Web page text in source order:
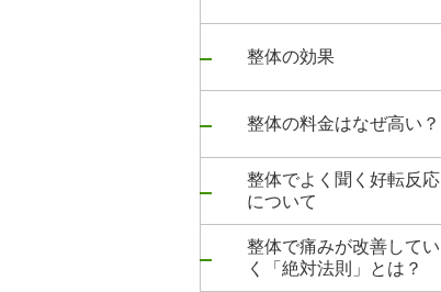
整体の効果
整体の料金はなぜ高い？
整体でよく聞く好転反応
について
整体で痛みが改善してい
く「絶対法則」とは？